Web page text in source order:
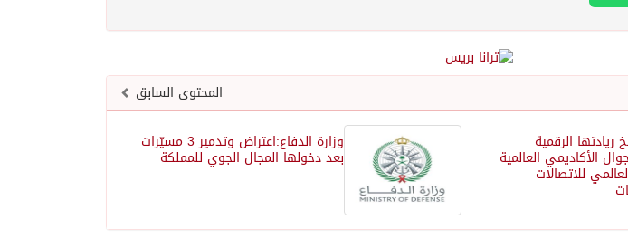
المحتوى السابق
وزارة الدفاع:اعتراض وتدمير 3 مسيّرات
بعد دخولها المجال الجوي للمملكة
الرقمية
الأكاديمي العالمية
للاتصالات